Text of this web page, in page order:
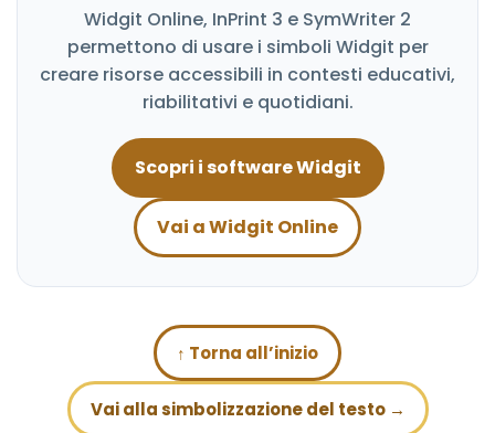
Widgit Online, InPrint 3 e SymWriter 2
permettono di usare i simboli Widgit per
creare risorse accessibili in contesti educativi,
riabilitativi e quotidiani.
Scopri i software Widgit
Vai a Widgit Online
↑ Torna all’inizio
Vai alla simbolizzazione del testo →